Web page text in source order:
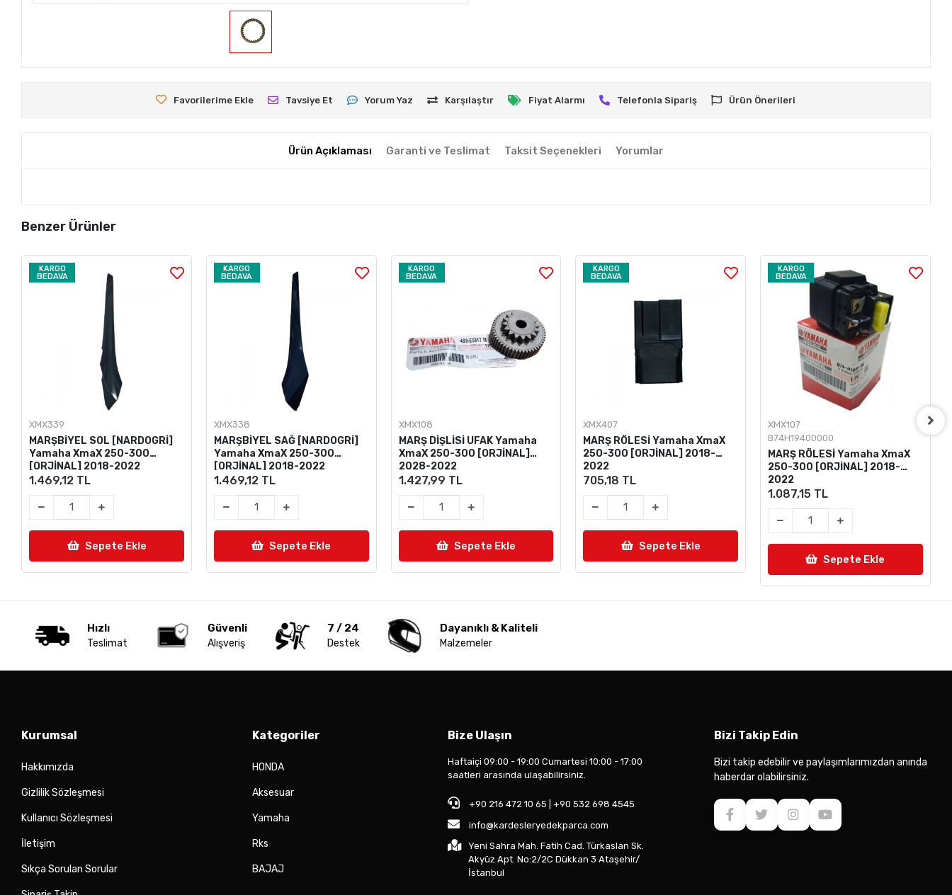
Favorilerime Ekle Tavsiye Et Yorum Yaz Karşılaştır Fiyat Alarmı Telefonla Sipariş Ürün Önerileri
Ürün Açıklaması Garanti ve Teslimat Taksit Seçenekleri Yorumlar
Benzer Ürünler
KARGO
BEDAVA
XMX339
MARŞBİYEL SOL [NARDOGRİ]
Yamaha XmaX 250-300
[ORJİNAL] 2018-2022
1.469,12 TL
Sepete Ekle
KARGO
BEDAVA
XMX338
MARŞBİYEL SAĞ [NARDOGRİ]
Yamaha XmaX 250-300
[ORJİNAL] 2018-2022
1.469,12 TL
Sepete Ekle
KARGO
BEDAVA
XMX108
MARŞ DİŞLİSİ UFAK Yamaha
XmaX 250-300 [ORJİNAL]
2028-2022
1.427,99 TL
Sepete Ekle
KARGO
BEDAVA
XMX407
MARŞ RÖLESİ Yamaha XmaX
250-300 [ORJİNAL] 2018-
2022
705,18 TL
Sepete Ekle
KARGO
BEDAVA
XMX107
B74H19400000
MARŞ RÖLESİ Yamaha XmaX
250-300 [ORJİNAL] 2018-
2022
1.087,15 TL
Sepete Ekle
Hızlı
Teslimat
Güvenli
Alışveriş
7 / 24
Destek
Dayanıklı & Kaliteli
Malzemeler
Kurumsal
Hakkımızda
Gizlilik Sözleşmesi
Kullanıcı Sözleşmesi
İletişim
Sıkça Sorulan Sorular
Kategoriler
HONDA
Aksesuar
Yamaha
Rks
BAJAJ
Bize Ulaşın
Haftaiçi 09:00 - 19:00 Cumartesi 10:00 - 17:00
saatleri arasında ulaşabilirsiniz.
+90 216 472 10 65 | +90 532 698 4545
info@kardesleryedekparca.com
Yeni Sahra Mah. Fatih Cad. Türkaslan Sk.
Akyüz Apt. No:2/2C Dükkan 3 Ataşehir/
İstanbul
Bizi Takip Edin
Bizi takip edebilir ve paylaşımlarımızdan anında
haberdar olabilirsiniz.